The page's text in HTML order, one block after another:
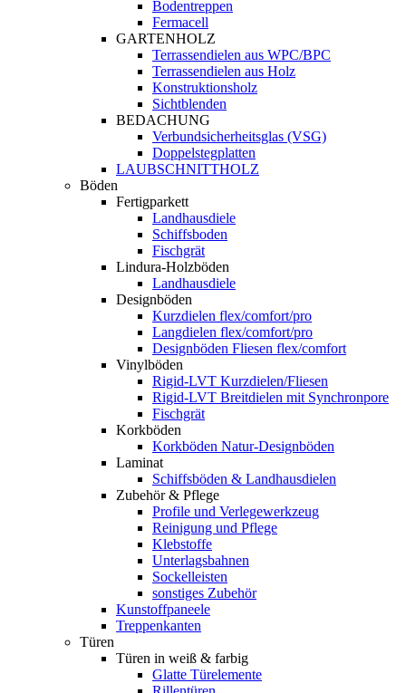
Bodentreppen
Fermacell
GARTENHOLZ
Terrassendielen aus WPC/BPC
Terrassendielen aus Holz
Konstruktionsholz
Sichtblenden
BEDACHUNG
Verbundsicherheitsglas (VSG)
Doppelstegplatten
LAUBSCHNITTHOLZ
Böden
Fertigparkett
Landhausdiele
Schiffsboden
Fischgrät
Lindura-Holzböden
Landhausdiele
Designböden
Kurzdielen flex/comfort/pro
Langdielen flex/comfort/pro
Designböden Fliesen flex/comfort
Vinylböden
Rigid-LVT Kurzdielen/Fliesen
Rigid-LVT Breitdielen mit Synchronpore
Fischgrät
Korkböden
Korkböden Natur-Designböden
Laminat
Schiffsböden & Landhausdielen
Zubehör & Pflege
Profile und Verlegewerkzeug
Reinigung und Pflege
Klebstoffe
Unterlagsbahnen
Sockelleisten
sonstiges Zubehör
Kunstoffpaneele
Treppenkanten
Türen
Türen in weiß & farbig
Glatte Türelemente